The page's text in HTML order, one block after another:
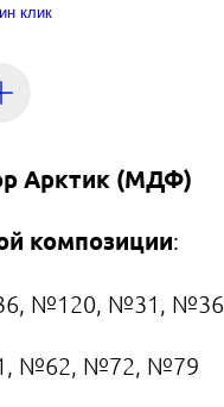
клик
Арктик (МДФ)
композиции:
№120, №31, №36
№62, №72, №79